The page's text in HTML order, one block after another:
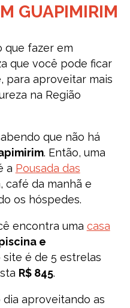
GUAPIMIRIM
que fazer em
que você pode ficar
para aproveitar mais
na Região
que não há
. Então, uma
a Pousada das
café da manhã e
os hóspedes.
encontra uma casa
e
site é de 5 estrelas
R$ 845.
dia aproveitando as